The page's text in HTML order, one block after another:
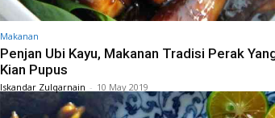
Makanan
Penjan Ubi Kayu, Makanan Tradisi Perak
Kian Pupus
Iskandar Zulqarnain - 10 May 2019